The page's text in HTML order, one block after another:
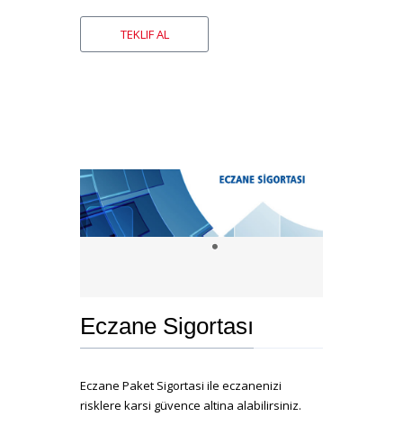
Eczane Sigortası
Eczane Paket Sigortasi ile eczanenizi
risklere karsi güvence altina alabilirsiniz.